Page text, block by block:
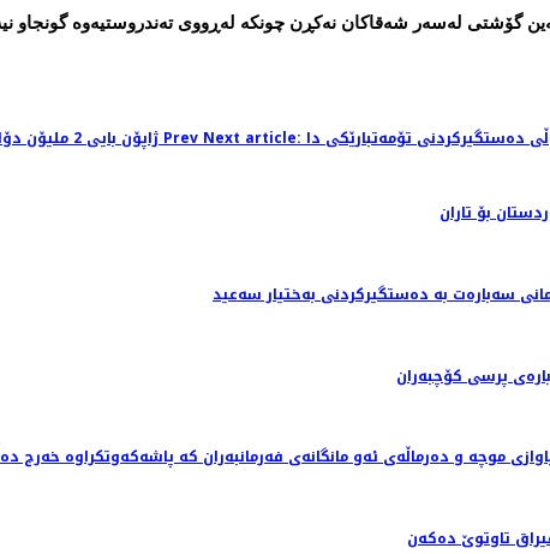
گۆشتی له‌سه‌ر شه‌قاكان نه‌كڕن چونكه‌ له‌ڕووی ته‌ندروستیه‌وه‌ گونجاو
Previous article: ژاپۆن بایی 2 ملیۆن دۆالر هاوكاریی وەزارەتی ناوخۆی هەرێم دەكاتPrev
بۆ تاران
سەبارەت بە دەستگیرکردنی بەختیار سەعید
تاوتوێ ده‌كه‌ن